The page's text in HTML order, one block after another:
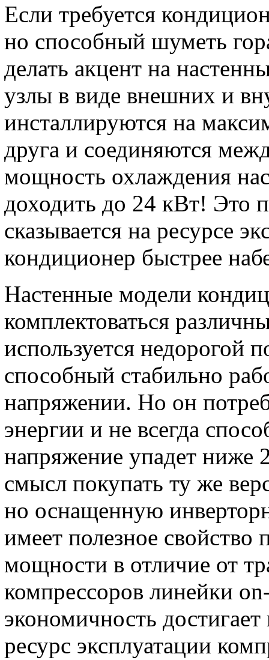
Если требуется
но способный шуметь
делать акцент на
узлы в виде внешних и
инсталлируются на
друга и соединяются
мощность охлаждения
доходить до 24 кВт! Это
сказывается на ресурсе
кондиционер быстрее
Настенные модели
комплектоваться
используется недорогой
способный стабильно
напряжении. Но он
энергии и не всегда
напряжение упадет ниже
смысл покупать ту же
но оснащенную
имеет полезное свойство
мощности в отличие от
компрессоров линейки
экономичность
ресурс эксплуатации